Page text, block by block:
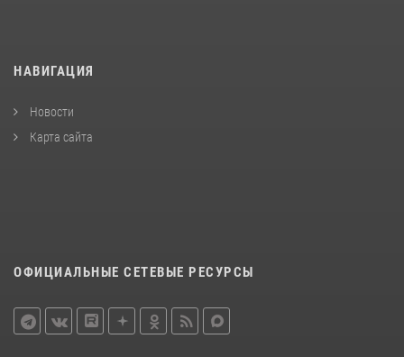
НАВИГАЦИЯ
Новости
Карта сайта
ОФИЦИАЛЬНЫЕ СЕТЕВЫЕ РЕСУРСЫ